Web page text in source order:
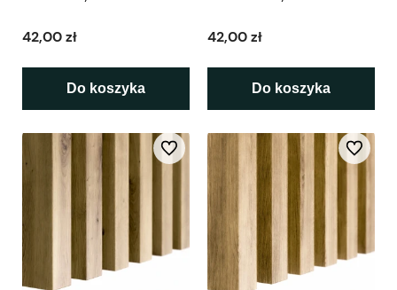
42,00 zł
Do koszyka
42,00 zł
Do koszyka
Do ulubionych Do